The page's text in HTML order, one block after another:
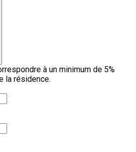
à un minimum de 5%
la résidence.